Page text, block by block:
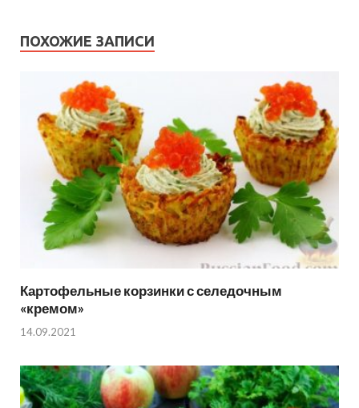
ПОХОЖИЕ ЗАПИСИ
Картофельные корзинки с селедочным
«кремом»
14.09.2021